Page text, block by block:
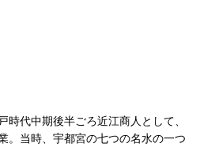
時代中期後半ごろ近江商人として、
。当時、宇都宮の七つの名水の一つ